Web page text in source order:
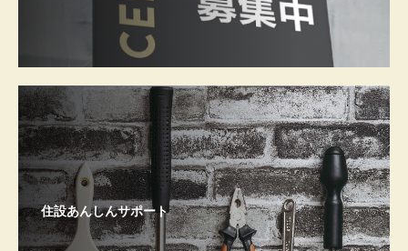
住設あんしんサポート